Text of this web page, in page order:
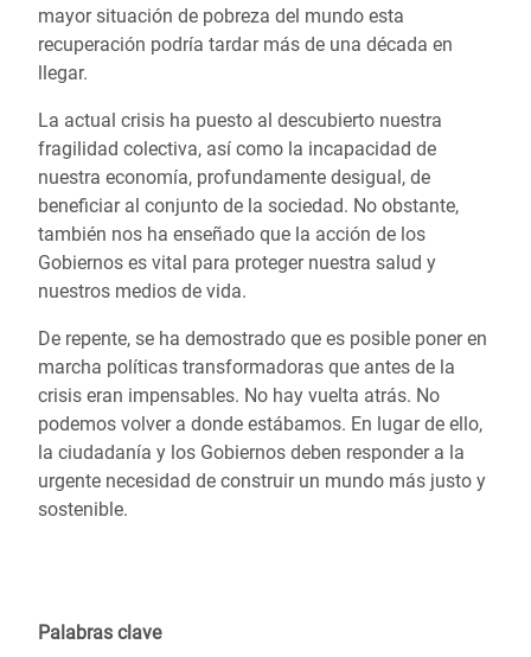
mayor situación de pobreza del mundo esta
recuperación podría tardar más de una década en
llegar.
La actual crisis ha puesto al descubierto nuestra
fragilidad colectiva, así como la incapacidad de
nuestra economía, profundamente desigual, de
beneficiar al conjunto de la sociedad. No obstante,
también nos ha enseñado que la acción de los
Gobiernos es vital para proteger nuestra salud y
nuestros medios de vida.
De repente, se ha demostrado que es posible poner en
marcha políticas transformadoras que antes de la
crisis eran impensables. No hay vuelta atrás. No
podemos volver a donde estábamos. En lugar de ello,
la ciudadanía y los Gobiernos deben responder a la
urgente necesidad de construir un mundo más justo y
sostenible.
Palabras clave